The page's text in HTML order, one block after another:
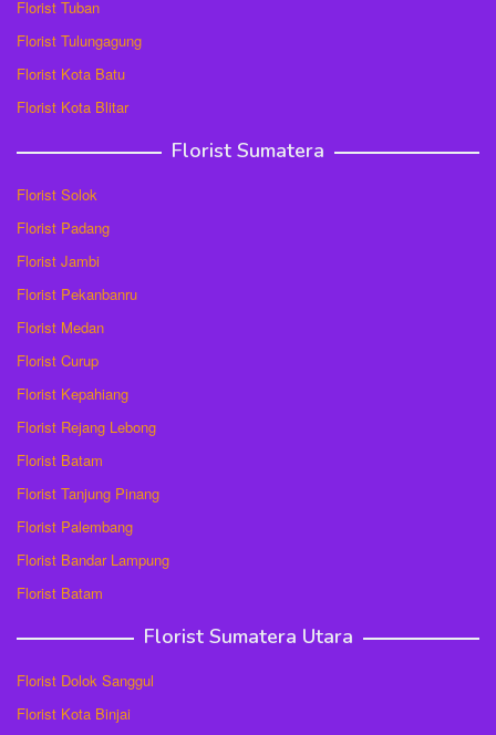
Florist Tuban
Florist Tulungagung
Florist Kota Batu
Florist Kota Blitar
Florist Sumatera
Florist Solok
Florist Padang
Florist Jambi
Florist Pekanbanru
Florist Medan
Florist Curup
Florist Kepahiang
Florist Rejang Lebong
Florist Batam
Florist Tanjung Pinang
Florist Palembang
Florist Bandar Lampung
Florist Batam
Florist Sumatera Utara
Florist Dolok Sanggul
Florist Kota Binjai